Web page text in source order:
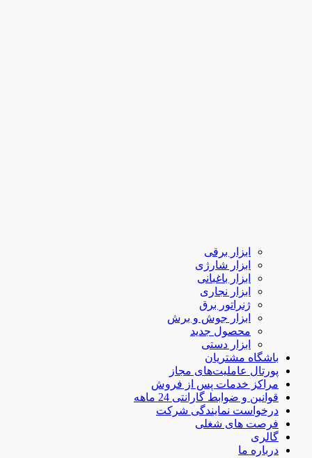
ابزار برقی
ابزار شارژی
ابزار باغبانی
ابزار نجاری
ژنراتور برق
ابزار جوش و برش
محصول جدید
ابزار دستی
باشگاه مشتریان
پورتال عاملیت‌های مجاز
مراکز خدمات پس از فروش
قوانین و ضوابط گارانتی 24 ماهه
درخواست نمایندگی شرکت
فرصت های شغلی
گالری
درباره ما